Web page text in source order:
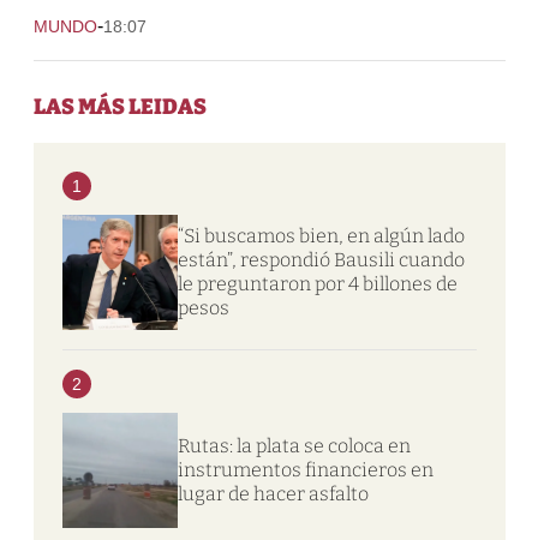
MUNDO-18:07
LAS MÁS LEIDAS
1
“Si buscamos bien, en algún lado
están”, respondió Bausili cuando
le preguntaron por 4 billones de
pesos
2
Rutas: la plata se coloca en
instrumentos financieros en
lugar de hacer asfalto